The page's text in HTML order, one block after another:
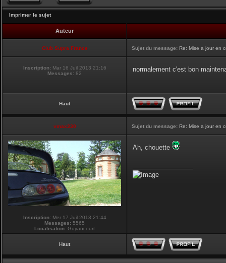
Imprimer le sujet
Auteur
Club Supra France Sujet du message: Re: Mise a jour en
Inscription: Mar 16 Juil 2013 21:16
Messages: 82
normalement c'est bon
Haut
vmax330 Sujet du message: Re: Mise a jour en
Inscription:Mer 17 Juil 2013 21:44
Messages: 5565
Localisation: Guyancourt
Ah, chouette
Haut